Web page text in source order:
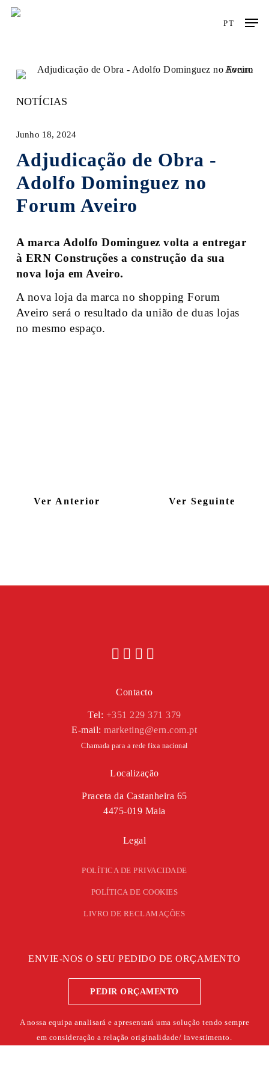
Skip
PT
NOTÍCIAS
Junho 18, 2024
Adjudicação de Obra -
Adolfo Dominguez no
Forum Aveiro
A marca Adolfo Dominguez volta a entregar
à ERN Construções a construção da sua
nova loja em Aveiro.
A nova loja da marca no shopping Forum
Aveiro será o resultado da união de duas lojas
no mesmo espaço.
Ver Anterior Ver Seguinte
Contacto
Tel: +351 229 371 379
E-mail:marketing@ern.com.pt
Chamada para a rede fixa nacional
Localização
Praceta da Castanheira 65
4475-019 Maia
Legal
POLÍTICA DE PRIVACIDADE
POLÍTICA DE COOKIES
LIVRO DE RECLAMAÇÕES
ENVIE-NOS O SEU PEDIDO DE ORÇAMENTO
PEDIR ORÇAMENTO
A nossa equipa analisará e apresentará uma solução tendo sempre
em consideração a relação originalidade/ investimento.